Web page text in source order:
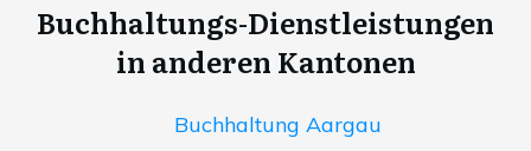
Buchhaltungs-Dienstleistungen
in anderen Kantonen
Buchhaltung Aargau